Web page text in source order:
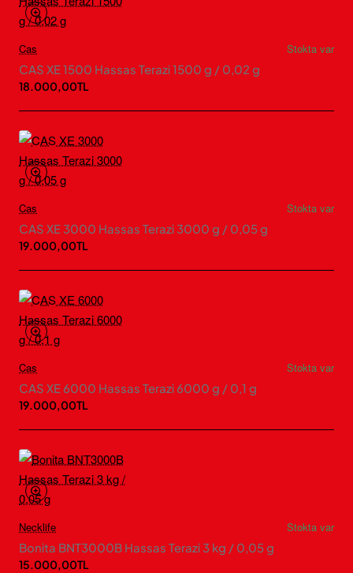
Cas
Stokta var
CAS XE 1500 Hassas Terazi 1500 g / 0,02 g
18.000,00TL
Cas
Stokta var
CAS XE 3000 Hassas Terazi 3000 g / 0,05 g
19.000,00TL
Cas
Stokta var
CAS XE 6000 Hassas Terazi 6000 g / 0,1 g
19.000,00TL
Necklife
Stokta var
Bonita BNT3000B Hassas Terazi 3 kg / 0,05 g
15.000,00TL